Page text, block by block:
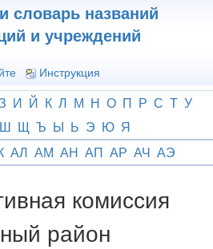
словарь названий
и учреждений
Инструкция
И Й К Л М Н О П Р С Т У
Ш Щ Ъ Ы Ь Э Ю Я
АЛ АМ АН АП АР АЧ АЭ
комиссия
район